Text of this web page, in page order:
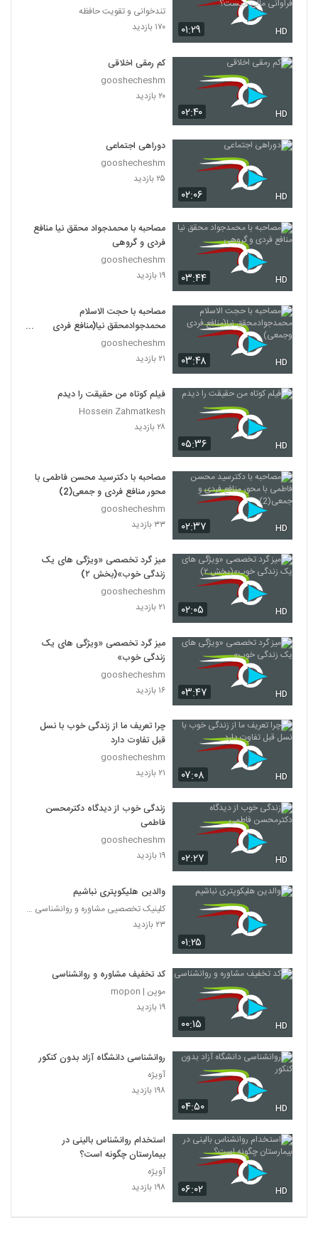
۰۱:۲۹ HD
چیست؟
تندخوانی و تقویت حافظه
۱۷۰ بازدید
۰۲:۴۰ HD
کم رمقی اخلاقی
gooshecheshm
۲۰ بازدید
۰۲:۰۶ HD
دوراهی اجتماعی
gooshecheshm
۲۵ بازدید
۰۳:۴۴ HD
مصاحبه با محمدجواد محقق نیا منافع
فردی و گروهی
gooshecheshm
۱۹ بازدید
۰۳:۴۸ HD
مصاحبه با حجت الاسلام
محمدجوادمحقق نیا(منافع فردی
وجمعی)
gooshecheshm
۲۱ بازدید
۰۵:۳۶ HD
فیلم کوتاه من حقیقت را دیدم
Hossein Zahmatkesh
۲۸ بازدید
۰۲:۳۷ HD
مصاحبه با دکترسید محسن فاطمی با
محور منافع فردی و جمعی(2)
gooshecheshm
۳۳ بازدید
۰۲:۰۵ HD
میز گرد تخصصی «ویژگی های یک
زندگی خوب»(بخش ۲)
gooshecheshm
۲۱ بازدید
۰۳:۴۷ HD
میز گرد تخصصی «ویژگی های یک
زندگی خوب»
gooshecheshm
۱۶ بازدید
۰۷:۰۸ HD
چرا تعریف ما از زندگی خوب با نسل
قبل تفاوت دارد
gooshecheshm
۲۱ بازدید
۰۲:۲۷ HD
زندگی خوب از دیدگاه دکترمحسن
فاطمی
gooshecheshm
۱۹ بازدید
۰۱:۲۵
والدین هلیکوپتری نباشیم
کلینیک تخصصیی مشاوره و روانشناسی خانواده ایرانی
۲۳ بازدید
۰۰:۱۵ HD
کد تخفیف مشاوره و روانشناسی
موپن | mopon
۱۹ بازدید
۰۴:۵۰ HD
روانشناسی دانشگاه آزاد بدون کنکور
آویژه
۱۹۸ بازدید
۰۶:۰۲ HD
استخدام روانشناس بالینی در
بیمارستان چگونه است؟
آویژه
۱۹۸ بازدید